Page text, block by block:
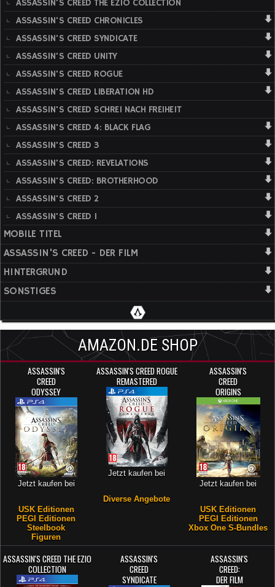
ASSASSIN'S CREED THE EZIO COLLECTION
ASSASSIN'S CREED CHRONICLES
ASSASSIN'S CREED SYNDICATE
ASSASSIN'S CREED UNITY
ASSASSIN'S CREED ROGUE
ASSASSIN'S CREED LIBERATION HD
ASSASSIN'S CREED SCHREI NACH FREIHEIT
ASSASSIN'S CREED 4: BLACK FLAG
ASSASSIN'S CREED 3
ASSASSIN'S CREED: REVELATIONS
ASSASSIN'S CREED: BROTHERHOOD
ASSASSIN'S CREED 2
ASSASSIN'S CREED 1
MOBILE TITEL
ASSASSIN'S CREED - DER FILM
HINTERGRUND
SONSTIGES
AMAZON.DE SHOP
ASSASSIN'S
CREED
ODYSSEY
Jetzt kaufen bei
USK Editionen
PEGI Editionen
Steelbook
Figuren
ASSASSIN'S CREED ROGUE
REMASTERED
Jetzt kaufen bei
Diverse Angebote
ASSASSIN'S
CREED
ORIGINS
Jetzt kaufen bei
USK Editionen
PEGI Editionen
Xbox One S-Bundles
ASSASSIN'S CREED THE EZIO
COLLECTION
ASSASSIN'S
CREED
SYNDICATE
ASSASSIN'S
CREED:
DER FILM